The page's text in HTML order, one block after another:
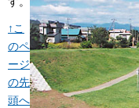
↑こ
のペ
ージ
の先
頭へ